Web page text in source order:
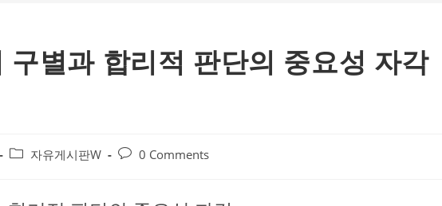
구별과 합리적 판단의 중요성 자각
Post 자유게시판W
Post0 Comments